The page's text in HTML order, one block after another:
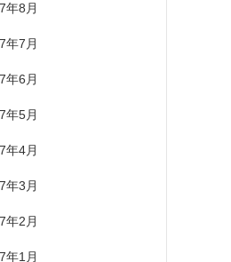
年8月
年7月
年6月
年5月
年4月
年3月
年2月
年1月